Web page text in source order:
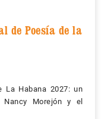
de Poesía de la
La Habana 2027: un
Morejón y el